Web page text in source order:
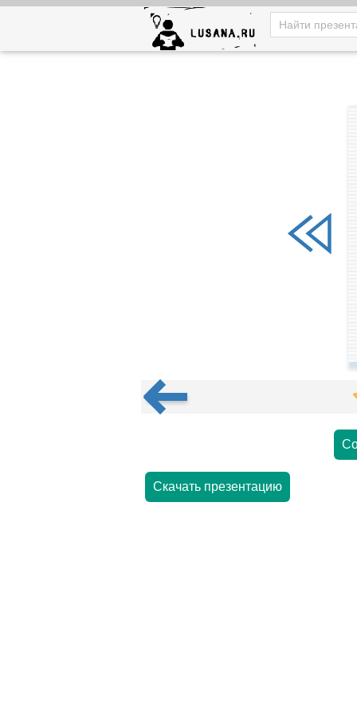
Скачать презентацию